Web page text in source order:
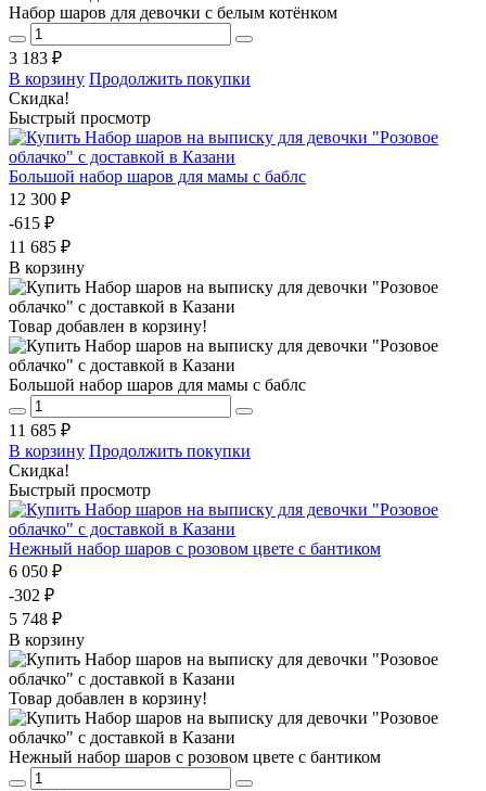
Набор шаров для девочки с белым котёнком
3 183 ₽
В корзину Продолжить покупки
Скидка!
Быстрый просмотр
Большой набор шаров для мамы с баблс
12 300 ₽
-615 ₽
11 685 ₽
В корзину
Товар добавлен в корзину!
Большой набор шаров для мамы с баблс
11 685 ₽
В корзину Продолжить покупки
Скидка!
Быстрый просмотр
Нежный набор шаров с розовом цвете с бантиком
6 050 ₽
-302 ₽
5 748 ₽
В корзину
Товар добавлен в корзину!
Нежный набор шаров с розовом цвете с бантиком